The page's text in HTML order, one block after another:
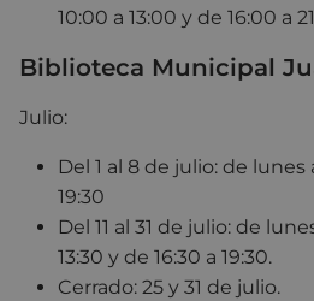
10:00 a 13:00 y de 16:00 a
Biblioteca Municipal
Julio:
Del 1 al 8 de julio: de lunes
19:30
Del 11 al 31 de julio: de
13:30 y de 16:30 a 19:30.
Cerrado: 25 y 31 de julio.